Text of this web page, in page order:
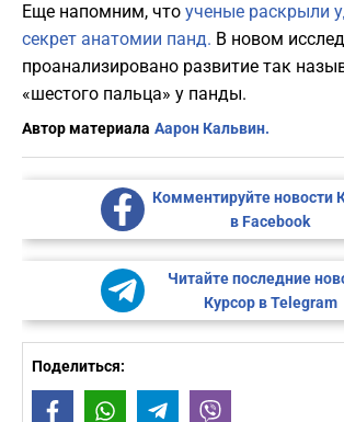
Еще напомним, что ученые раскрыли
секрет анатомии панд. В новом
проанализировано развитие так
«шестого пальца» у панды.
Автор материала Аарон Кальвин.
Комментируйте новости
в Facebook
Читайте последние
Курсор в Telegram
Поделиться:
FacebookWhatsAppTelegram